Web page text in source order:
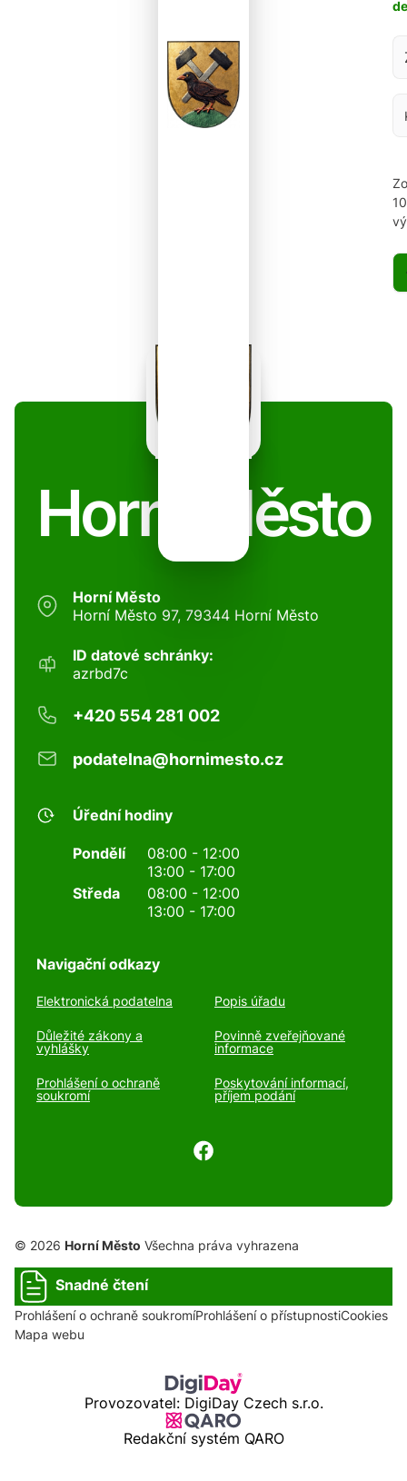
Horní Město
Horní Město
Horní Město 97, 79344 Horní Město
ID datové schránky:
azrbd7c
+420 554 281 002
podatelna@hornimesto.cz
Úřední hodiny
Pondělí
08:00 - 12:00
13:00 - 17:00
Středa
08:00 - 12:00
13:00 - 17:00
Navigační odkazy
Elektronická podatelna Popis úřadu
Důležité zákony a
vyhlášky
Povinně zveřejňované
informace
Prohlášení o ochraně
soukromí
Poskytování informací,
příjem podání
© 2026 Horní Město Všechna práva vyhrazena
Snadné čtení
Prohlášení o ochraně soukromíProhlášení o přístupnostiCookies
Mapa webu
Provozovatel: DigiDay Czech s.r.o.
Redakční systém QARO